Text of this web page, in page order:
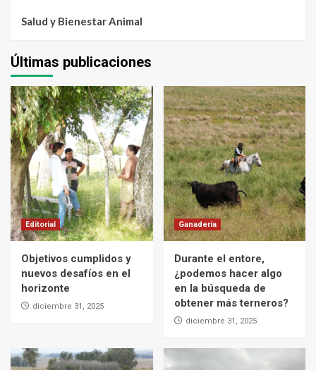
Salud y Bienestar Animal
Últimas publicaciones
Editorial
Objetivos cumplidos y
nuevos desafíos en el
horizonte
diciembre 31, 2025
Ganadería
Durante el entore,
¿podemos hacer algo
en la búsqueda de
obtener más terneros?
diciembre 31, 2025